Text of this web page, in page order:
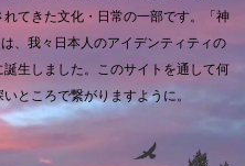
てきた文化・日常の一部です。
「神
、我々日本人のアイデンティティの
生しました。 このサイトを通して何
ところで繋がりますように。